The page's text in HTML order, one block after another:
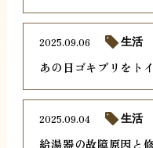
あの日ゴキブリをト
2025.09.06 生活
給湯器の故障原因と
2025.09.04 生活